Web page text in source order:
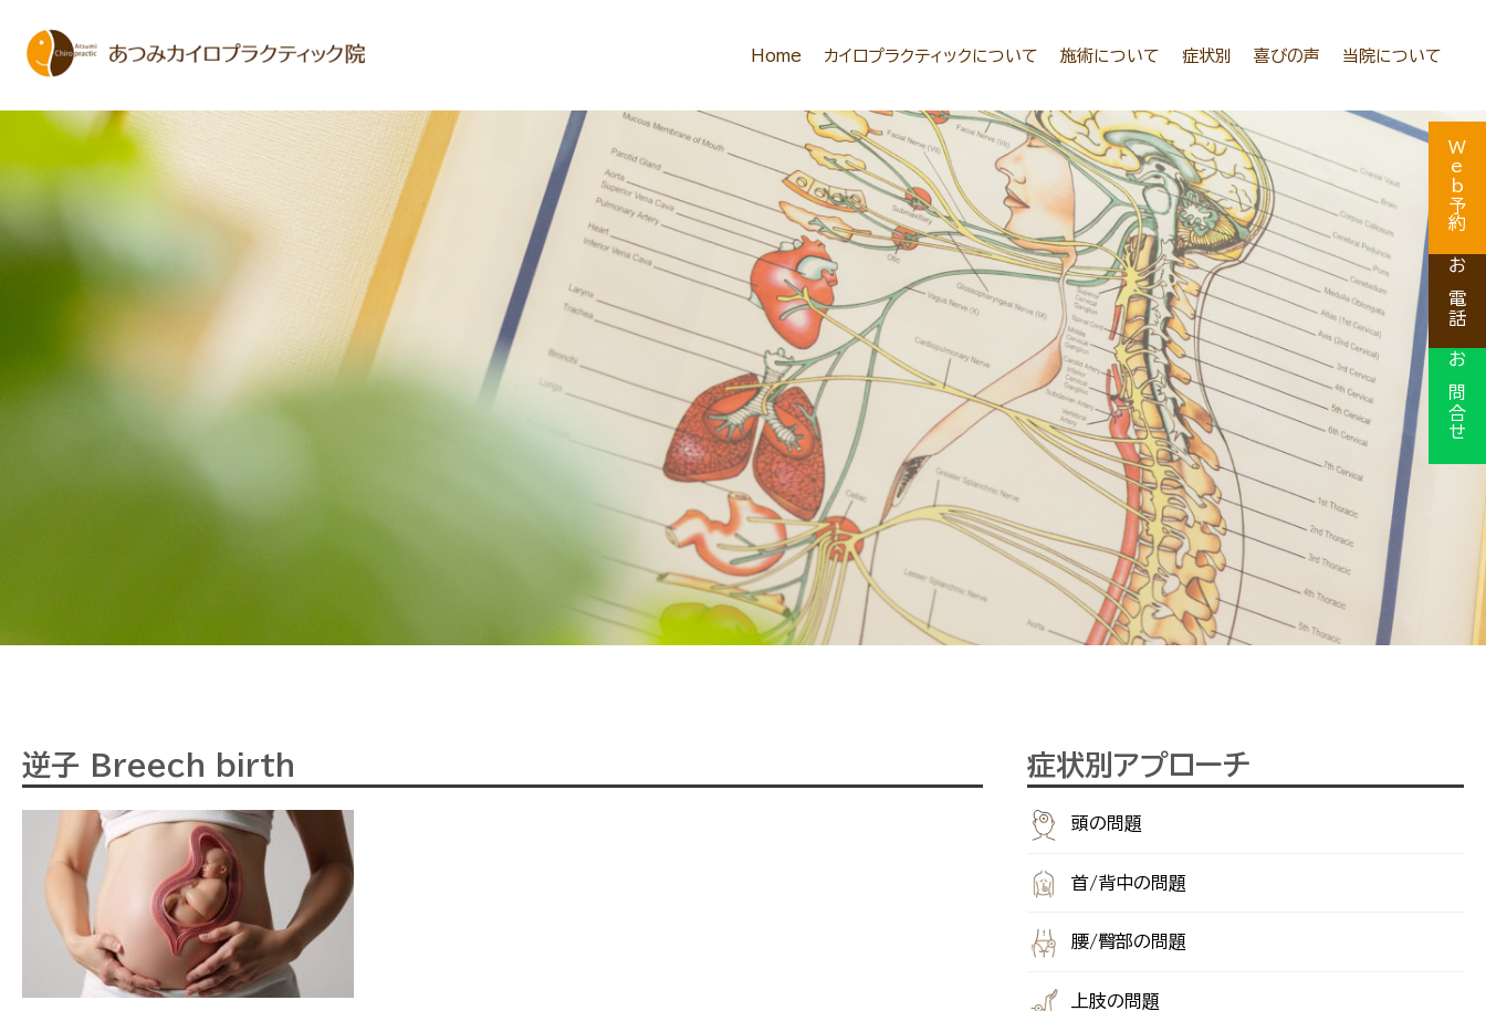
Home カイロプラクティックについて
カイロプラクティックとは？
ドクターオブカイロプラクティックとは？
適応症は？禁忌は？
キッズカイロのメリットとは？
産前/産後カイロのメリットとは？
シニアカイロのメリットとは？
有効性/安全性は？
背骨のメンテナンスの重要性
他のケアとの違い
施術について
施術動画
初診の流れ
症状別アプローチ
お子様の施術について
産前/産後の施術について
シニアの方の施術について
料金
よくある質問
症状別
頭の問題
首/背中の問題
腰/臀部の問題
上肢の問題
下肢の問題
自律神経/内蔵の問題
女性の問題
産前/産後の問題
子供の問題
その他の問題
喜びの声 当院について
スタッフ紹介
当院の理念・使命・ビジョン・ロゴ
患者様へお約束
ギャラリー
Web予約
お電話
お問合せ
逆子 Breech birth 症状別アプローチ
頭の問題
首/背中の問題
腰/臀部の問題
上肢の問題